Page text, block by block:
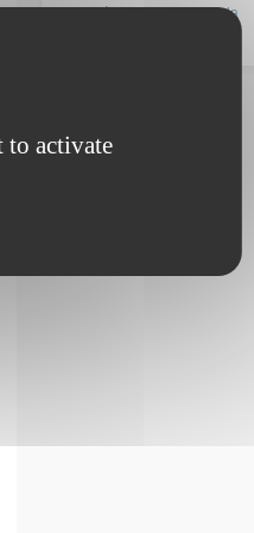
Matières et produits de la
to activate